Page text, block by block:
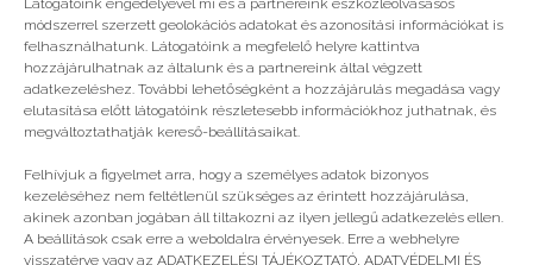
Látogatóink engedélyével mi és a partnereink eszközleolvasásos
módszerrel szerzett geolokációs adatokat és azonosítási információkat is
felhasználhatunk. Látogatóink a megfelelő helyre kattintva
hozzájárulhatnak az általunk és a partnereink által végzett
adatkezeléshez. További lehetőségként a hozzájárulás megadása vagy
elutasítása előtt látogatóink részletesebb információkhoz juthatnak, és
megváltoztathatják kereső-beállításaikat.
Felhívjuk a figyelmet arra, hogy a személyes adatok bizonyos
kezeléséhez nem feltétlenül szükséges az érintett hozzájárulása,
akinek azonban jogában áll tiltakozni az ilyen jellegű adatkezelés ellen.
A beállítások csak erre a weboldalra érvényesek. Erre a webhelyre
visszatérve vagy az ADATKEZELÉSI TÁJÉKOZTATÓ, ADATVÉDELMI ÉS
Eddig nem szerettem táborozni